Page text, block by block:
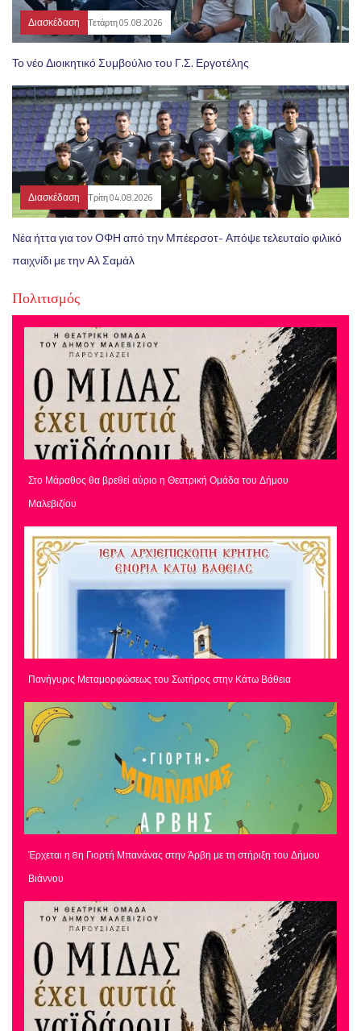
Διασκέδαση Τετάρτη 05.08.2026
Το νέο Διοικητικό Συμβούλιο του Γ.Σ. Εργοτέλης
Διασκέδαση Τρίτη 04.08.2026
Νέα ήττα για τον ΟΦΗ από την Μπέερσοτ- Απόψε τελευταίο φιλικό
παιχνίδι με την Αλ Σαμάλ
Πολιτισμός
Στο Μάραθος θα βρεθεί αύριο η Θεατρική Ομάδα του Δήμου
Μαλεβιζίου
Πανήγυρις Μεταμορφώσεως του Σωτήρος στην Κάτω Βάθεια
Έρχεται η 8η Γιορτή Μπανάνας στην Άρβη με τη στήριξη του Δήμου
Βιάννου